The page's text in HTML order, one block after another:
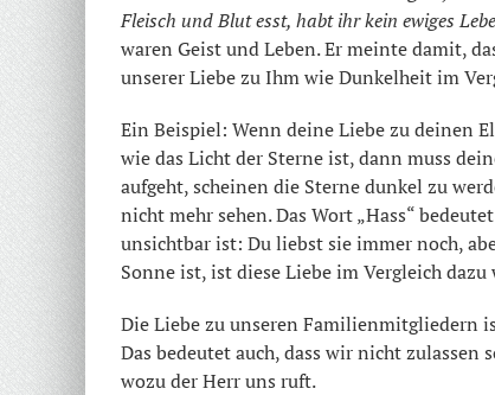
Fleisch und Blut esst, habt ihr kein ewiges
waren Geist und Leben. Er meinte damit,
unserer Liebe zu Ihm wie Dunkelheit im
Ein Beispiel: Wenn deine Liebe zu deinen
wie das Licht der Sterne ist, dann muss
aufgeht, scheinen die Sterne dunkel zu
nicht mehr sehen. Das Wort „Hass“
unsichtbar ist: Du liebst sie immer noch,
Sonne ist, ist diese Liebe im Vergleich
Die Liebe zu unseren Familienmitgliedern
Das bedeutet auch, dass wir nicht
wozu der Herr uns ruft.